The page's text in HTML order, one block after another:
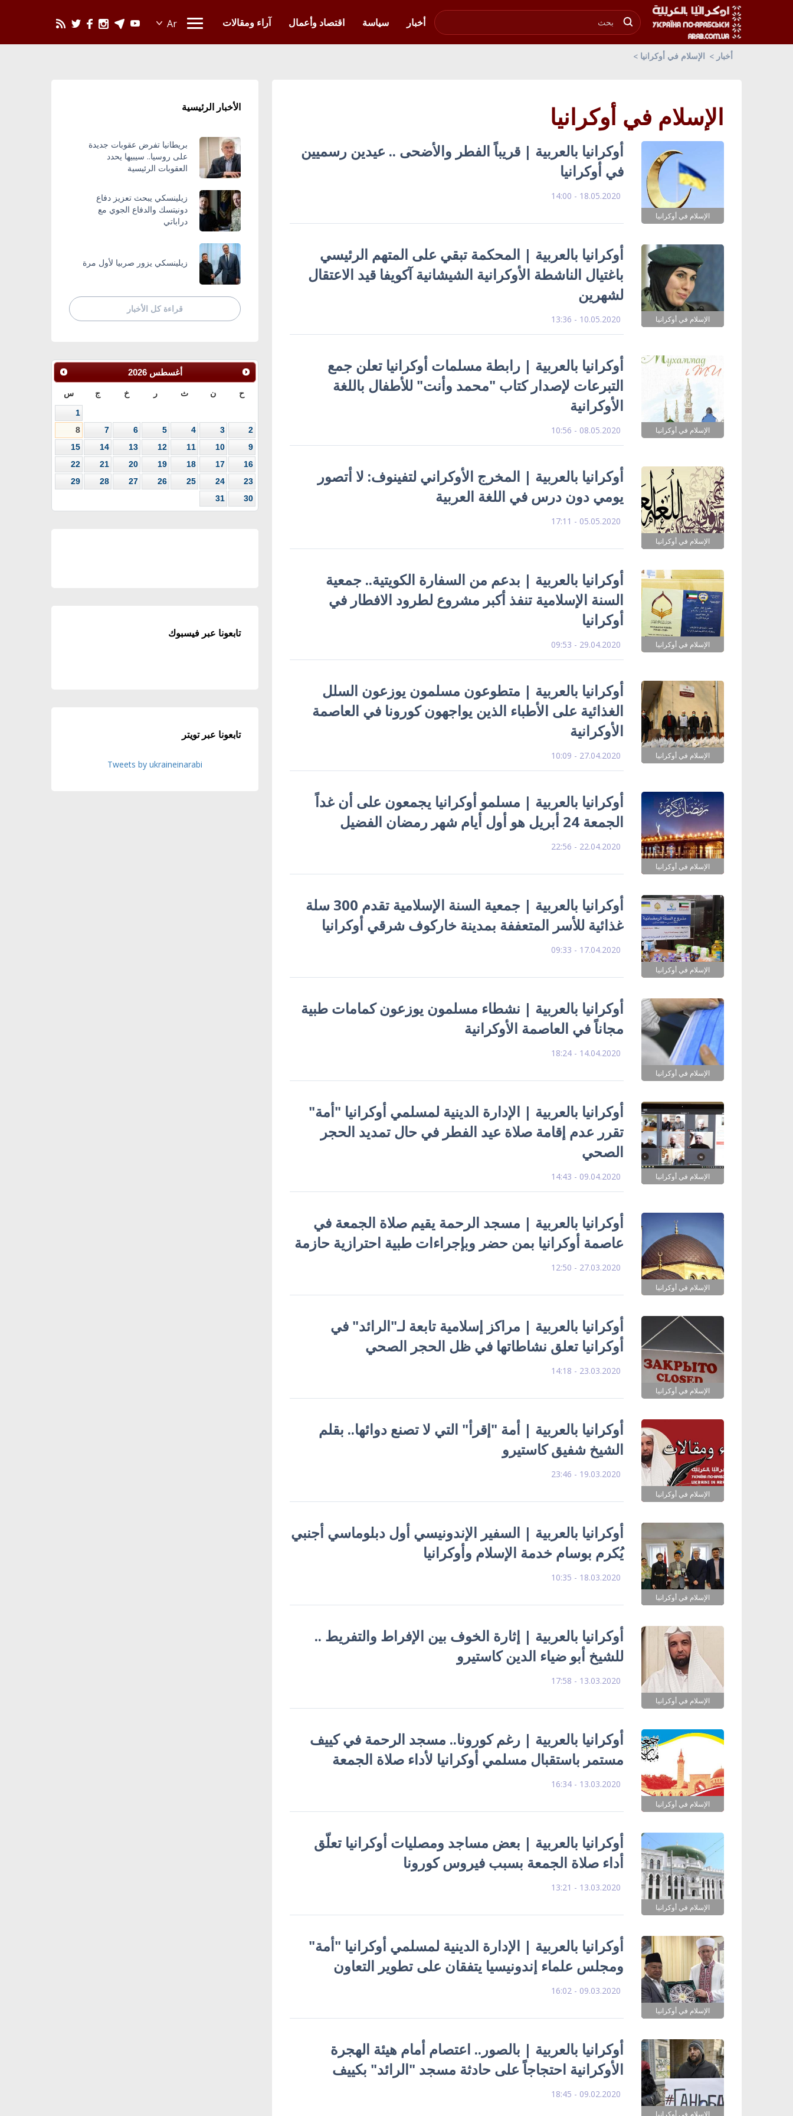
أخبار
سياسة اقتصاد وأعمال آراء ومقالات
أخبار الإسلام في أوكرانيا
الإسلام في أوكرانيا
الإسلام في أوكرانيا
أوكرانيا بالعربية | قريباً الفطر والأضحى .. عيدين رسميين
في أوكرانيا
18.05.2020 - 14:00
الإسلام في أوكرانيا
أوكرانيا بالعربية | المحكمة تبقي على المتهم الرئيسي
باغتيال الناشطة الأوكرانية الشيشانية آكويفا قيد الاعتقال
لشهرين
10.05.2020 - 13:36
الإسلام في أوكرانيا
أوكرانيا بالعربية | رابطة مسلمات أوكرانيا تعلن جمع
التبرعات لإصدار كتاب "محمد وأنت" للأطفال باللغة
الأوكرانية
08.05.2020 - 10:56
الإسلام في أوكرانيا
أوكرانيا بالعربية | المخرج الأوكراني لتفينوف: لا أتصور
يومي دون درس في اللغة العربية
05.05.2020 - 17:11
الإسلام في أوكرانيا
أوكرانيا بالعربية | بدعم من السفارة الكويتية.. جمعية
السنة الإسلامية تنفذ أكبر مشروع لطرود الافطار في
أوكرانيا
29.04.2020 - 09:53
الإسلام في أوكرانيا
أوكرانيا بالعربية | متطوعون مسلمون يوزعون السلل
الغذائية على الأطباء الذين يواجهون كورونا في العاصمة
الأوكرانية
27.04.2020 - 10:09
الإسلام في أوكرانيا
أوكرانيا بالعربية | مسلمو أوكرانيا يجمعون على أن غداً
الجمعة 24 أبريل هو أول أيام شهر رمضان الفضيل
22.04.2020 - 22:56
الإسلام في أوكرانيا
أوكرانيا بالعربية | جمعية السنة الإسلامية تقدم 300 سلة
غذائية للأسر المتعففة بمدينة خاركوف شرقي أوكرانيا
17.04.2020 - 09:33
الإسلام في أوكرانيا
أوكرانيا بالعربية | نشطاء مسلمون يوزعون كمامات طبية
مجاناً في العاصمة الأوكرانية
14.04.2020 - 18:24
الإسلام في أوكرانيا
أوكرانيا بالعربية | الإدارة الدينية لمسلمي أوكرانيا "أمة"
تقرر عدم إقامة صلاة عيد الفطر في حال تمديد الحجر
الصحي
09.04.2020 - 14:43
الإسلام في أوكرانيا
أوكرانيا بالعربية | مسجد الرحمة يقيم صلاة الجمعة في
عاصمة أوكرانيا بمن حضر وبإجراءات طبية احترازية حازمة
27.03.2020 - 12:50
الإسلام في أوكرانيا
أوكرانيا بالعربية | مراكز إسلامية تابعة لـ"الرائد" في
أوكرانيا تعلق نشاطاتها في ظل الحجر الصحي
23.03.2020 - 14:18
الإسلام في أوكرانيا
أوكرانيا بالعربية | أمة "إقرأ" التي لا تصنع دوائها.. بقلم
الشيخ شفيق كاستيرو
19.03.2020 - 23:46
الإسلام في أوكرانيا
أوكرانيا بالعربية | السفير الإندونيسي أول دبلوماسي أجنبي
يُكرم بوسام خدمة الإسلام وأوكرانيا
18.03.2020 - 10:35
الإسلام في أوكرانيا
أوكرانيا بالعربية | إثارة الخوف بين الإفراط والتفريط ..
للشيخ أبو ضياء الدين كاستيرو
13.03.2020 - 17:58
الإسلام في أوكرانيا
أوكرانيا بالعربية | رغم كورونا.. مسجد الرحمة في كييف
مستمر باستقبال مسلمي أوكرانيا لأداء صلاة الجمعة
13.03.2020 - 16:34
الإسلام في أوكرانيا
أوكرانيا بالعربية | بعض مساجد ومصليات أوكرانيا تعلّق
أداء صلاة الجمعة بسبب فيروس كورونا
13.03.2020 - 13:21
الإسلام في أوكرانيا
أوكرانيا بالعربية | الإدارة الدينية لمسلمي أوكرانيا "أمة"
ومجلس علماء إندونيسيا يتفقان على تطوير التعاون
09.03.2020 - 16:02
الإسلام في أوكرانيا
أوكرانيا بالعربية | بالصور.. اعتصام أمام هيئة الهجرة
الأوكرانية احتجاجاً على حادثة مسجد "الرائد" بكييف
09.02.2020 - 18:45
الأخبار الرئيسية
بريطانيا تفرض عقوبات جديدة
على روسيا.. سيبيها يحدد
العقوبات الرئيسية
زيلينسكي يبحث تعزيز دفاع
دونيتسك والدفاع الجوي مع
دراباتي
زيلينسكي يزور صربيا لأول مرة
قراءة كل الأخبار
أغسطس 2026
ح ن ث ر خ ج س
1
2
3
4
5
6
7
8
9
10
11
12
13
14
15
16
17
18
19
20
21
22
23
24
25
26
27
28
29
30
31
تابعونا عبر فيسبوك
تابعونا عبر تويتر
Tweets by ukraineinarabi